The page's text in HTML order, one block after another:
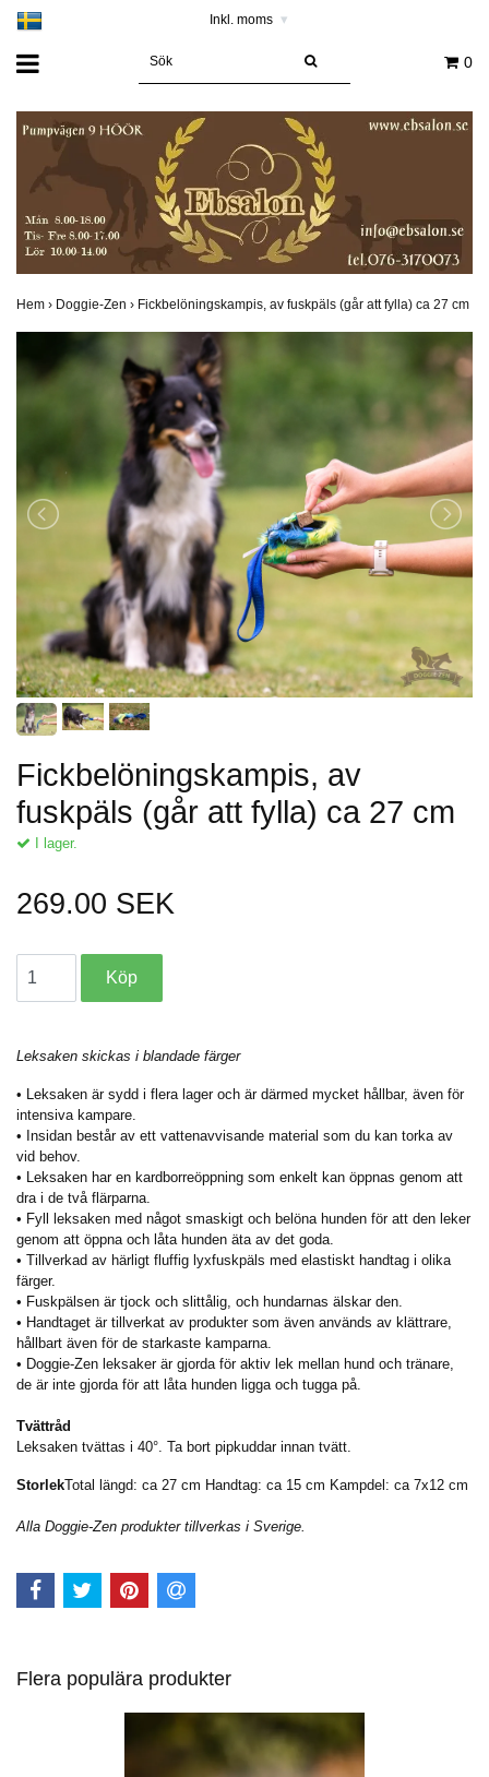
Inkl. moms ▾
0
Hem › Doggie-Zen › Fickbelöningskampis, av fuskpäls (går att fylla) ca 27 cm
Fickbelöningskampis, av
fuskpäls (går att fylla) ca 27 cm
I lager.
269.00 SEK
Leksaken skickas i blandade färger
• Leksaken är sydd i flera lager och är därmed mycket hållbar, även för
intensiva kampare.
• Insidan består av ett vattenavvisande material som du kan torka av
vid behov.
• Leksaken har en kardborreöppning som enkelt kan öppnas genom att
dra i de två flärparna.
• Fyll leksaken med något smaskigt och belöna hunden för att den leker
genom att öppna och låta hunden äta av det goda.
• Tillverkad av härligt fluffig lyxfuskpäls med elastiskt handtag i olika
färger.
• Fuskpälsen är tjock och slittålig, och hundarnas älskar den.
• Handtaget är tillverkat av produkter som även används av klättrare,
hållbart även för de starkaste kamparna.
• Doggie-Zen leksaker är gjorda för aktiv lek mellan hund och tränare,
de är inte gjorda för att låta hunden ligga och tugga på.
Tvättråd
Leksaken tvättas i 40°. Ta bort pipkuddar innan tvätt.
StorlekTotal längd: ca 27 cm Handtag: ca 15 cm Kampdel: ca 7x12 cm
Alla Doggie-Zen produkter tillverkas i Sverige.
Flera populära produkter